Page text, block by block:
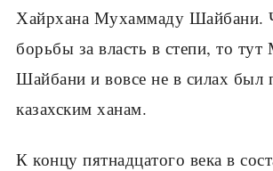
Хайрхана Мухаммаду Шайбани.
борьбы за власть в степи, то
Шайбани и вовсе не в силах был
казахским ханам.
К концу пятнадцатого века в